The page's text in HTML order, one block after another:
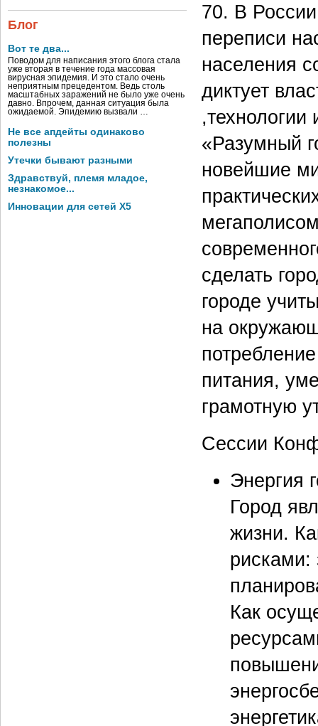
Блог
Вот те два...
Поводом для написания этого блога стала
уже вторая в течение года массовая
вирусная эпидемия. И это стало очень
неприятным прецедентом. Ведь столь
масштабных заражений не было уже очень
давно. Впрочем, данная ситуация была
ожидаемой. Эпидемию вызвали …
Не все апдейты одинаково
полезны
Утечки бывают разными
Здравствуй, племя младое,
незнакомое...
Инновации для сетей X5
70. В
переписи
населения
диктует
«Разумный
новейшие
сделать
городе
на
питания,
грамотную
Сессии
Энергия
Город
жизни.
рисками:
Как